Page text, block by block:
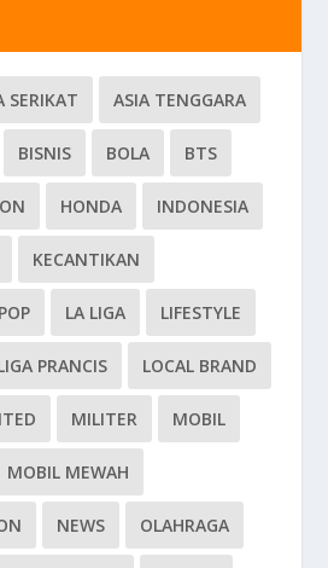
SERIKAT ASIA TENGGARA
BISNIS BOLA BTS
HONDA INDONESIA
KECANTIKAN
LA LIGA LIFESTYLE
PRANCIS LOCAL BRAND
MILITER MOBIL
MOBIL MEWAH
NEWS OLAHRAGA